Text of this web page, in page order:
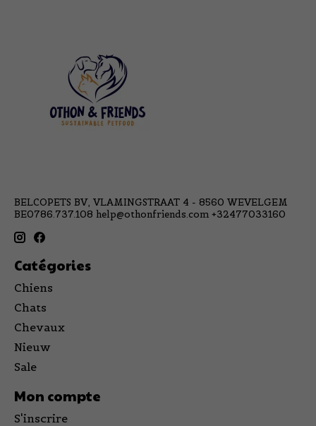
BELCOPETS BV, VLAMINGSTRAAT 4 - 8560 WEVELGEM
BE0786.737.108 help@othonfriends.com +32477033160
Catégories
Chiens
Chats
Chevaux
Nieuw
Sale
Mon compte
S'inscrire